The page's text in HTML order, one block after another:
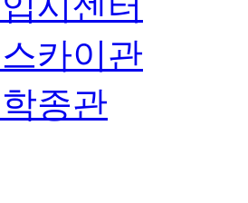
카이관
종관